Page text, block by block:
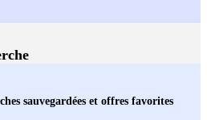
sauvegardées et offres favorites